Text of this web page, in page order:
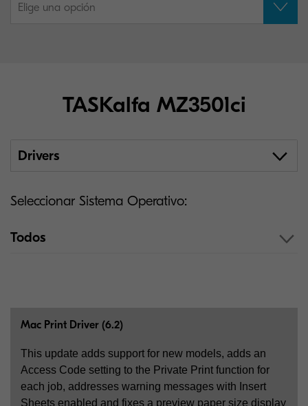
Elige una opción
TASKalfa MZ3501ci
Drivers
Seleccionar Sistema Operativo:
Todos
Mac Print Driver (6.2)
This update adds support for new models, adds an
Access Code setting to the Private Print function for
each job, addresses warning messages with Insert
Sheets enabled and fixes a preview paper size display